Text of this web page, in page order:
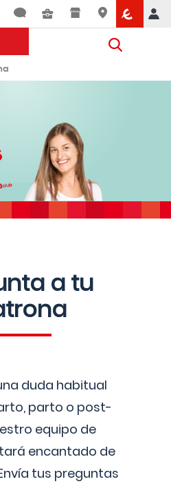
a tu
duda habitual
parto o post-
equipo de
encantado de
tus preguntas